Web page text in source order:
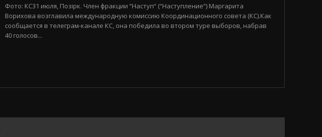
Фото: КС31 июля, Позірк. Член фракции “Наступ“ (“Наступление“) Маргарита
Ворихова возглавила международную комиссию Координационного совета (КС).Как
сообщается в телеграм-канале КС, она победила во втором туре выборов, набрав
40 голосов...